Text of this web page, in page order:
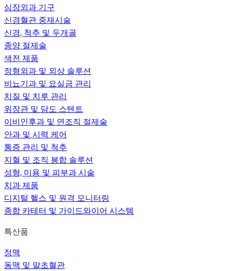
심장외과 기구
신경혈관 중재시술
신경, 척추 및 두개골
종양 절제술
색전 제품
정형외과 및 외상 솔루션
비뇨기과 및 요실금 관리
치질 및 치루 관리
위장관 및 담도 스텐트
이비인후과 및 연조직 절제술
안과 및 시력 케어
통증 관리 및 척추
지혈 및 조직 봉합 솔루션
성형, 미용 및 피부과 시술
치과 제품
디지털 헬스 및 원격 모니터링
종합 카테터 및 가이드와이어 시스템
특산품
정맥
동맥 및 말초혈관